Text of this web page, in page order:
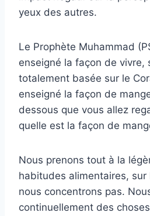
yeux des autres.
Le Prophète Muhammad
enseigné la façon de vivre,
totalement basée sur le
enseigné la façon de
dessous que vous allez
quelle est la façon de
Nous prenons tout à la
habitudes alimentaires, sur
nous concentrons pas.
continuellement des